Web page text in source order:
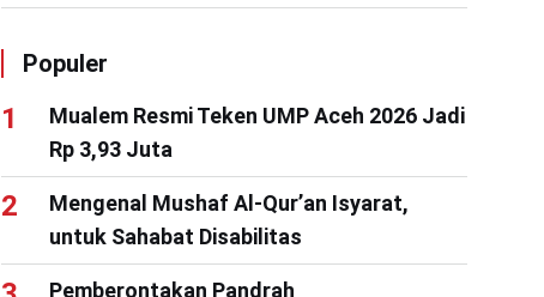
Populer
Mualem Resmi Teken UMP Aceh 2026 Jadi
Rp 3,93 Juta
Mengenal Mushaf Al-Qur’an Isyarat,
untuk Sahabat Disabilitas
Pemberontakan Pandrah